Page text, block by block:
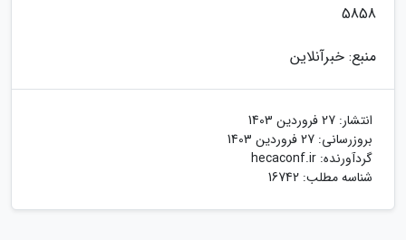
5858
منبع: خبرآنلاین
انتشار: 27 فروردین 1403
بروزرسانی: 27 فروردین 1403
گردآورنده: hecaconf.ir
شناسه مطلب: 16742